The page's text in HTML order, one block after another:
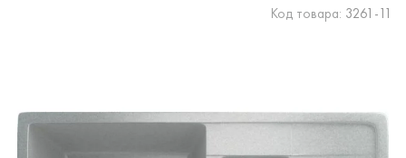
Код товара: 3261-11